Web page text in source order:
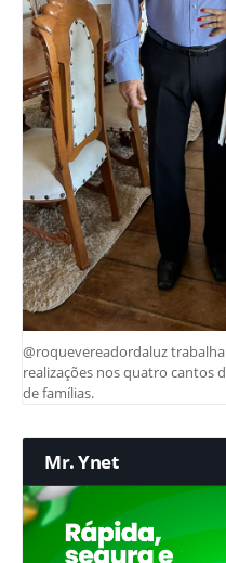
@roquevereadordaluz
realizações nos quatro cantos
de famílias.
Mr. Ynet